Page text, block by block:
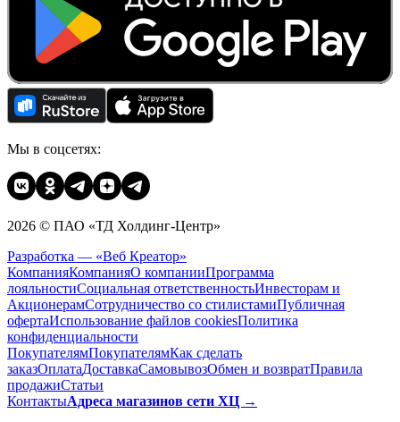
Мы в соцсетях:
2026 © ПАО «ТД Холдинг-Центр»
Разработка — «Веб Креатор»
КомпанияКомпанияО компанииПрограмма
лояльностиСоциальная ответственностьИнвесторам и
АкционерамСотрудничество со стилистамиПубличная
офертаИспользование файлов cookiesПолитика
конфиденциальности
ПокупателямПокупателямКак сделать
заказОплатаДоставкаCамовывозОбмен и возвратПравила
продажиСтатьи
КонтактыАдреса магазинов сети ХЦ →